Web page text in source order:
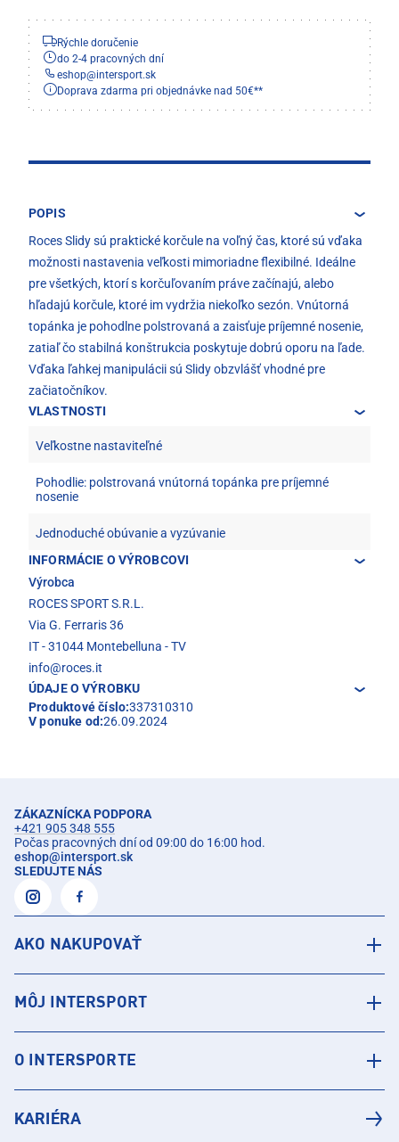
Rýchle doručenie
do 2-4 pracovných dní
eshop@intersport.sk
Doprava zdarma pri objednávke nad 50€**
POPIS
Roces Slidy sú praktické korčule na voľný čas, ktoré sú vďaka
možnosti nastavenia veľkosti mimoriadne flexibilné. Ideálne
pre všetkých, ktorí s korčuľovaním práve začínajú, alebo
hľadajú korčule, ktoré im vydržia niekoľko sezón. Vnútorná
topánka je pohodlne polstrovaná a zaisťuje príjemné nosenie,
zatiaľ čo stabilná konštrukcia poskytuje dobrú oporu na ľade.
Vďaka ľahkej manipulácii sú Slidy obzvlášť vhodné pre
začiatočníkov.
VLASTNOSTI
Veľkostne nastaviteľné
Pohodlie: polstrovaná vnútorná topánka pre príjemné
nosenie
Jednoduché obúvanie a vyzúvanie
INFORMÁCIE O VÝROBCOVI
Výrobca
ROCES SPORT S.R.L.
Via G. Ferraris 36
IT - 31044 Montebelluna - TV
info@roces.it
ÚDAJE O VÝROBKU
Produktové číslo:337310310
V ponuke od:26.09.2024
ZÁKAZNÍCKA PODPORA
+421 905 348 555
Počas pracovných dní od 09:00 do 16:00 hod.
eshop@intersport.sk
SLEDUJTE NÁS
AKO NAKUPOVAŤ
MÔJ INTERSPORT
O INTERSPORTE
KARIÉRA